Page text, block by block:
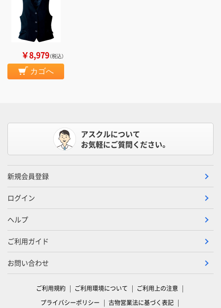
￥8,979（税込）
カゴへ
アスクルについて
お気軽にご質問ください。
新規会員登録
ログイン
ヘルプ
ご利用ガイド
お問い合わせ
ご利用規約 ご利用環境について
ご利用上の注意
プライバシーポリシー
古物営業法に基づく表記